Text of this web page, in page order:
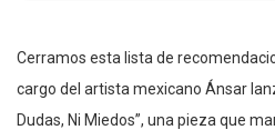
Cerramos esta lista de
cargo del artista mexicano Ánsar
Dudas, Ni Miedos”, una pieza que